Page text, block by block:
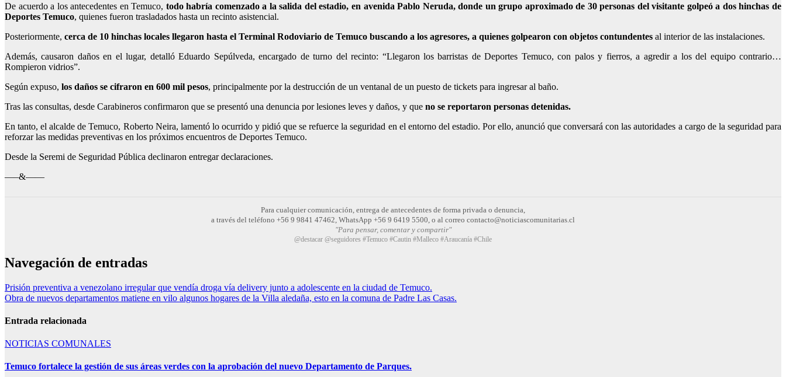
De acuerdo a los antecedentes en Temuco, todo habría comenzado a la salida del estadio, en avenida Pablo Neruda, donde un grupo aproximado de 30 personas del visitante golpeó a dos hinchas de
Deportes Temuco, quienes fueron trasladados hasta un recinto asistencial.
Posteriormente, cerca de 10 hinchas locales llegaron hasta el Terminal Rodoviario de Temuco buscando a los agresores, a quienes golpearon con objetos contundentes al interior de las instalaciones.
Además, causaron daños en el lugar, detalló Eduardo Sepúlveda, encargado de turno del recinto: “Llegaron los barristas de Deportes Temuco, con palos y fierros, a agredir a los del equipo contrario…
Rompieron vidrios”.
Según expuso, los daños se cifraron en 600 mil pesos, principalmente por la destrucción de un ventanal de un puesto de tickets para ingresar al baño.
Tras las consultas, desde Carabineros confirmaron que se presentó una denuncia por lesiones leves y daños, y que no se reportaron personas detenidas.
En tanto, el alcalde de Temuco, Roberto Neira, lamentó lo ocurrido y pidió que se refuerce la seguridad en el entorno del estadio. Por ello, anunció que conversará con las autoridades a cargo de la seguridad para
reforzar las medidas preventivas en los próximos encuentros de Deportes Temuco.
Desde la Seremi de Seguridad Pública declinaron entregar declaraciones.
—–&——
Para cualquier comunicación, entrega de antecedentes de forma privada o denuncia,
a través del teléfono +56 9 9841 47462, WhatsApp +56 9 6419 5500, o al correo contacto@noticiascomunitarias.cl
"Para pensar, comentar y compartir"
@destacar @seguidores #Temuco #Cautin #Malleco #Araucanía #Chile
Navegación de entradas
Prisión preventiva a venezolano irregular que vendía droga vía delivery junto a adolescente en la ciudad de Temuco.
Obra de nuevos departamentos matiene en vilo algunos hogares de la Villa aledaña, esto en la comuna de Padre Las Casas.
Entrada relacionada
NOTICIAS COMUNALES
Temuco fortalece la gestión de sus áreas verdes con la aprobación del nuevo Departamento de Parques.